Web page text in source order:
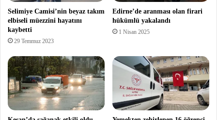
Selimiye Camisi’nin beyaz takım
elbiseli müezzini hayatını
kaybetti
29 Temmuz 2023
Edirne’de aranması olan firari
hükümlü yakalandı
1 Nisan 2025